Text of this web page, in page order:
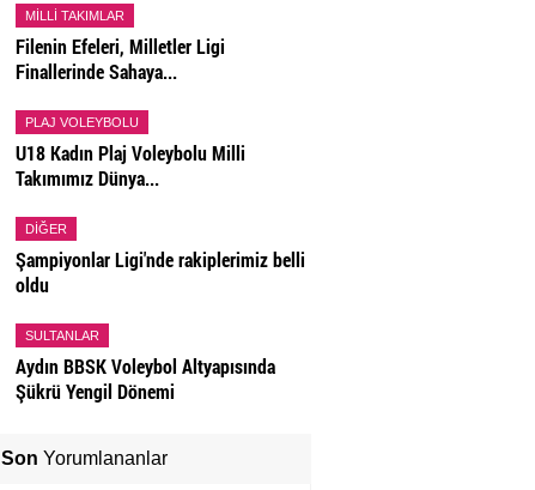
MILLI TAKIMLAR
Filenin Efeleri, Milletler Ligi
Finallerinde Sahaya...
PLAJ VOLEYBOLU
U18 Kadın Plaj Voleybolu Milli
Takımımız Dünya...
DIĞER
Şampiyonlar Ligi'nde rakiplerimiz belli
oldu
SULTANLAR
Aydın BBSK Voleybol Altyapısında
Şükrü Yengil Dönemi
Son Yorumlananlar